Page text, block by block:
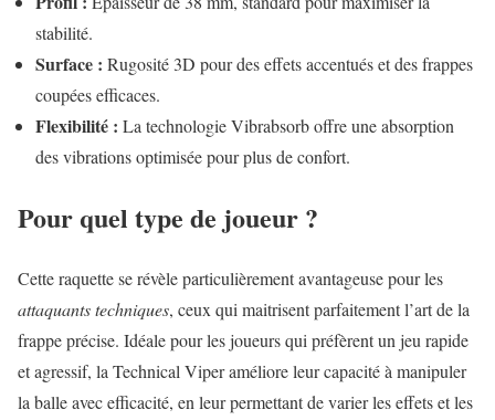
stabilité.
Surface : Rugosité 3D pour des effets accentués et des frappes
coupées efficaces.
Flexibilité : La technologie Vibrabsorb offre une absorption
des vibrations optimisée pour plus de confort.
Pour quel type de joueur ?
Cette raquette se révèle particulièrement avantageuse pour les
attaquants techniques, ceux qui maitrisent parfaitement l’art de la
frappe précise. Idéale pour les joueurs qui préfèrent un jeu rapide
et agressif, la Technical Viper améliore leur capacité à manipuler
la balle avec efficacité, en leur permettant de varier les effets et les